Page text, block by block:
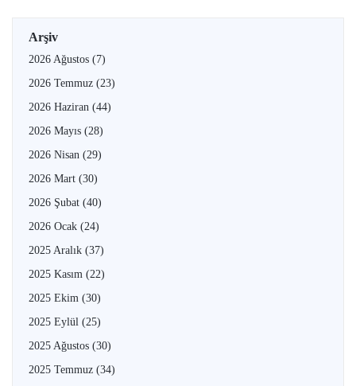
Arşiv
2026 Ağustos (7)
2026 Temmuz (23)
2026 Haziran (44)
2026 Mayıs (28)
2026 Nisan (29)
2026 Mart (30)
2026 Şubat (40)
2026 Ocak (24)
2025 Aralık (37)
2025 Kasım (22)
2025 Ekim (30)
2025 Eylül (25)
2025 Ağustos (30)
2025 Temmuz (34)